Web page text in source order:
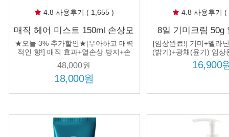
4.8 사용후기 ( 1,655 )
매직 헤어 미스트 150ml 손상모
곱슬모 실크 머릿결 뿌리는 아
미노산 단백질 스프레이
★오늘 3% 추가할인★[우아하고 매력
적인 향!] 매직 효과+열손상 방지+손
상모 관리까지! 3개 구매시 정품 1개
추가 증정!
48,000원
18,000원
4.8 사용후기
8일 기미크림 50g
손등 멜라닌 주근
부 착색
[임상완료!] 기미+멜라
(밝기)+광채(윤기) 임상
시 정품 1개 추
16,900